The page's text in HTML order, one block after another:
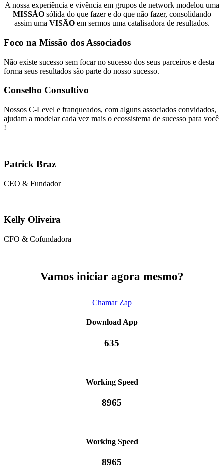
A nossa experiência e vivência em grupos de network modelou uma
MISSÃOsólida do que fazer e do que não fazer, consolidando
assim uma VISÃOem sermos uma catalisadora de resultados.
Foco na Missão dos Associados
Não existe sucesso sem focar no sucesso dos seus parceiros e desta
forma seus resultados são parte do nosso sucesso.
Conselho Consultivo
Nossos C-Level e franqueados, com alguns associados convidados,
ajudam a modelar cada vez mais o ecossistema de sucesso para você
!
Patrick Braz
CEO & Fundador
Kelly Oliveira
CFO & Cofundadora
Vamos iniciar agora mesmo?
Chamar Zap
Download App
635
+
Working Speed
8965
+
Working Speed
8965